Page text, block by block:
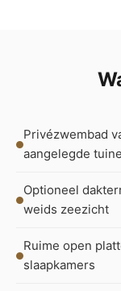
Privézwembad
aangelegde
Optioneel
weids zeezicht
Ruime open
slaapkamers